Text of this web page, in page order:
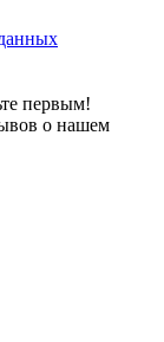
первым!
о нашем